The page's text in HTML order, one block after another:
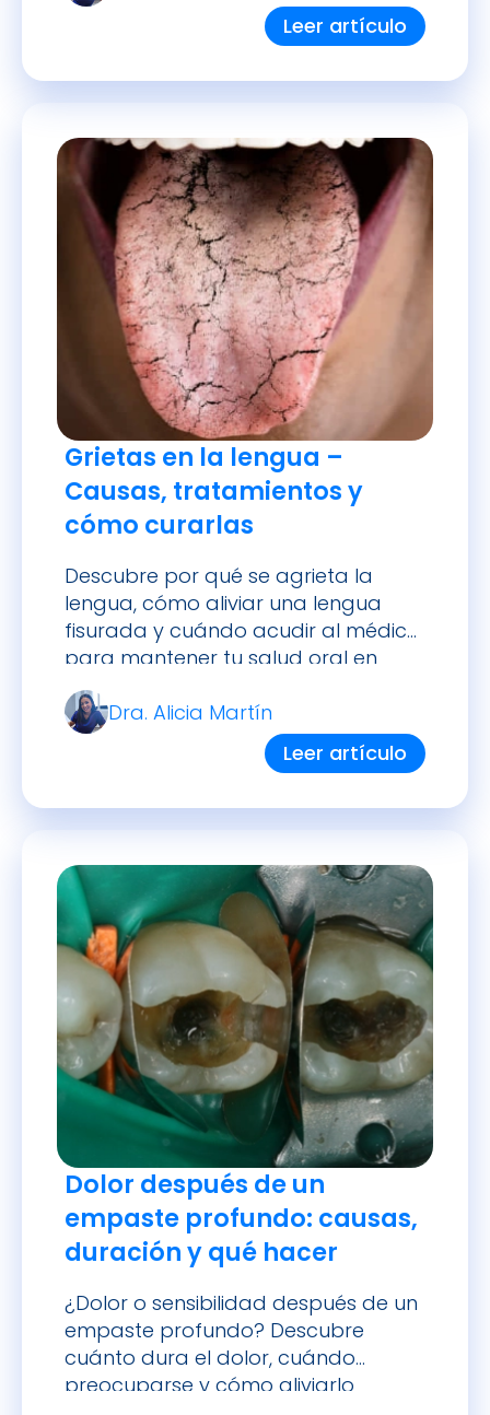
Leer artículo
Grietas en la lengua –
Causas, tratamientos y
cómo curarlas
Descubre por qué se agrieta la
lengua, cómo aliviar una lengua
fisurada y cuándo acudir al médico
para mantener tu salud oral en
óptimas condiciones.
Dra. Alicia Martín
Leer artículo
Dolor después de un
empaste profundo: causas,
duración y qué hacer
¿Dolor o sensibilidad después de un
empaste profundo? Descubre
cuánto dura el dolor, cuándo
preocuparse y cómo aliviarlo